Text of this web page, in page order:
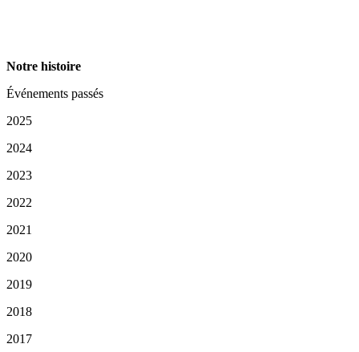
Notre histoire
Événements passés
2025
2024
2023
2022
2021
2020
2019
2018
2017